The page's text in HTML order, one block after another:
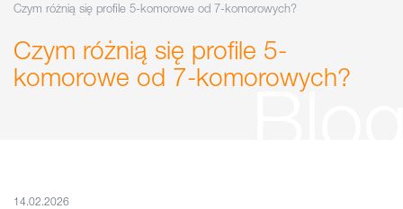
Czym różnią się profile 5-komorowe od 7-komorowych?
Czym różnią się profile 5-
komorowe od 7-komorowych?
14.02.2026